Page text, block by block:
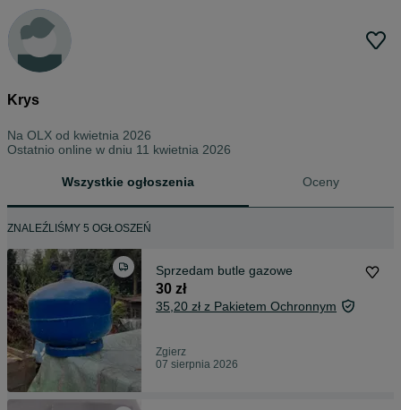
Krys
Na OLX od kwietnia 2026
Ostatnio online w dniu 11 kwietnia 2026
Wszystkie ogłoszenia Oceny
ZNALEŹLIŚMY 5 OGŁOSZEŃ
Sprzedam butle gazowe
30 zł
35,20 zł z Pakietem Ochronnym
Zgierz
07 sierpnia 2026